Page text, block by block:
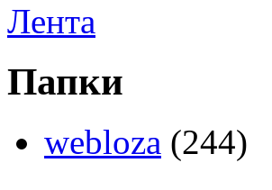
Лента
Папки
webloza (244)